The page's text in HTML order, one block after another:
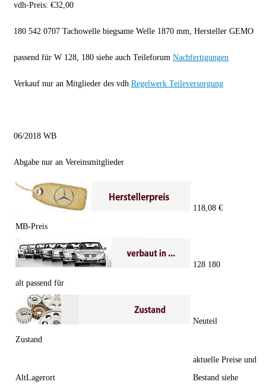
vdh-Preis: €32,00
180 542 0707 Tachowelle biegsame Welle 1870 mm, Hersteller GEMO
passend für W 128, 180 siehe auch Teileforum Nachfertigungen
Verkauf nur an Mitglieder des vdh Regelwerk Teileversorgung
06/2018 WB
Abgabe nur an Vereinsmitglieder
MB-Preis
118,08 €
alt passend für
128 180
Zustand
Neuteil
AltLagerort
aktuelle Preise und
Bestand siehe